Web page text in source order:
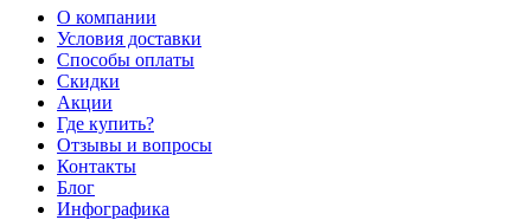
О компании
Условия доставки
Способы оплаты
Скидки
Акции
Где купить?
Отзывы и вопросы
Контакты
Блог
Инфографика